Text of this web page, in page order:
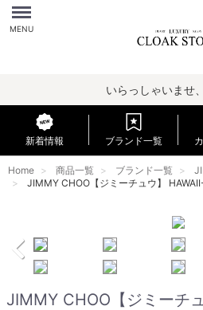
Menu
MENU
いらっしゃいませ
新着情報 ブランド一覧
Home 商品一覧 ブランド一覧
JIMMY CHOO【ジミーチュウ】
JIMMY CHOO【ジミーチ